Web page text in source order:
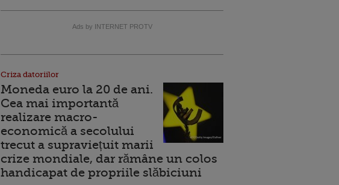
Ads by INTERNET PROTV
Criza datoriilor
Moneda euro la 20 de ani.
Cea mai importantă
realizare macro-
economică a secolului
trecut a supraviețuit marii
crize mondiale, dar rămâne un colos
handicapat de propriile slăbiciuni